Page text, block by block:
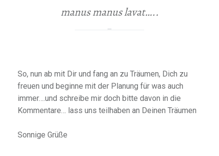
manus manus lavat…..
So, nun ab mit Dir und fang an zu Träumen, Dich zu
freuen und beginne mit der Planung für was auch
immer….und schreibe mir doch bitte davon in die
Kommentare… lass uns teilhaben an Deinen Träumen
Sonnige Grüße